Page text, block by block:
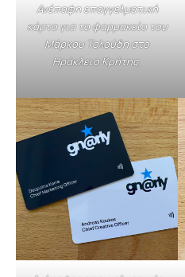
Ανέπαφη επαγγελματική
κάρτα για το φαρμακείο του
Μάρκου Τολούδη στο
Ηράκλειο Κρήτης.